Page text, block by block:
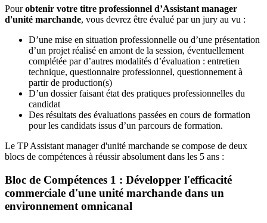
Pourobtenir votre titre professionnel d’Assistant manager
d'unité marchande, vous devrez être évalué par un jury au vu :
D’une mise en situation professionnelle ou d’une présentation
d’un projet réalisé en amont de la session, éventuellement
complétée par d’autres modalités d’évaluation : entretien
technique, questionnaire professionnel, questionnement à
partir de production(s)
D’un dossier faisant état des pratiques professionnelles du
candidat
Des résultats des évaluations passées en cours de formation
pour les candidats issus d’un parcours de formation.
Le TP Assistant manager d'unité marchande se compose de deux
blocs de compétences à réussir absolument dans les 5 ans :
Bloc de Compétences 1 : Développer l'efficacité
commerciale d'une unité marchande dans un
environnement omnicanal